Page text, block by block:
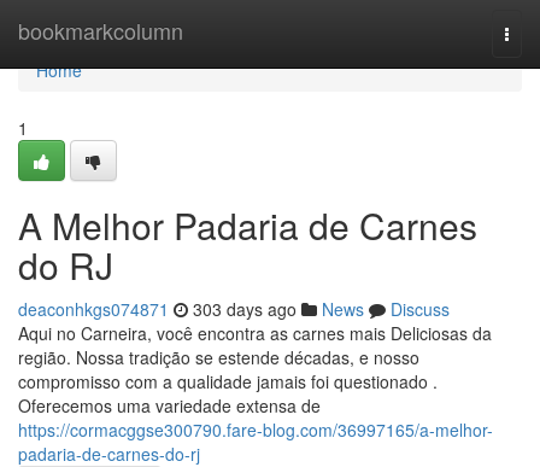
bookmarkcolumn
Home
Home
1
A Melhor Padaria de Carnes
do RJ
deaconhkgs074871 303 days ago News
Discuss
Aqui no Carneira, você encontra as carnes mais Deliciosas da
região. Nossa tradição se estende décadas, e nosso
compromisso com a qualidade jamais foi questionado .
Oferecemos uma variedade extensa de
https://cormacggse300790.fare-blog.com/36997165/a-melhor-
padaria-de-carnes-do-rj